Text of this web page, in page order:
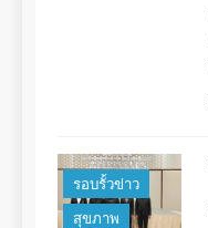
รอบรั้วข่าว
สุขภาพ